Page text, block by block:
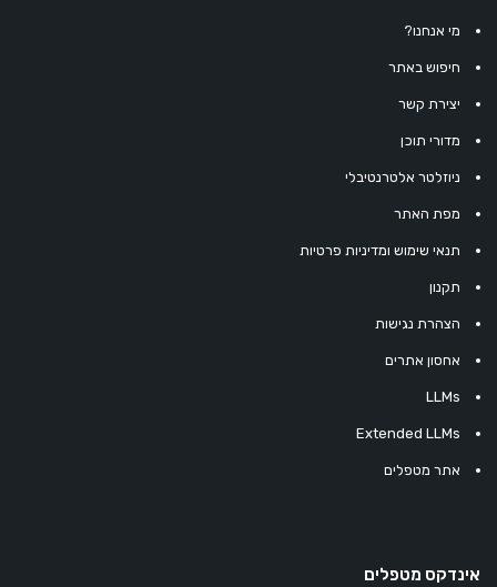
מי אנחנו?
חיפוש באתר
יצירת קשר
מדורי תוכן
ניוזלטר אלטרנטיבלי
מפת האתר
תנאי שימוש ומדיניות פרטיות
תקנון
הצהרת נגישות
אחסון אתרים
LLMs
Extended LLMs
אתר מטפלים
אינדקס מטפלים